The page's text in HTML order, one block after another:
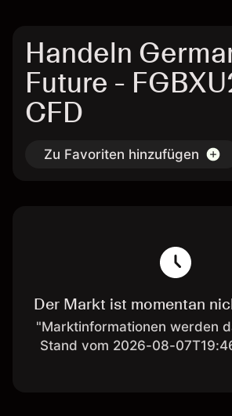
Handeln
Future -
CFD
Zu Favoriten hinzufügen
Der Markt ist momentan
"Marktinformationen werden
Stand vom 2026-08-